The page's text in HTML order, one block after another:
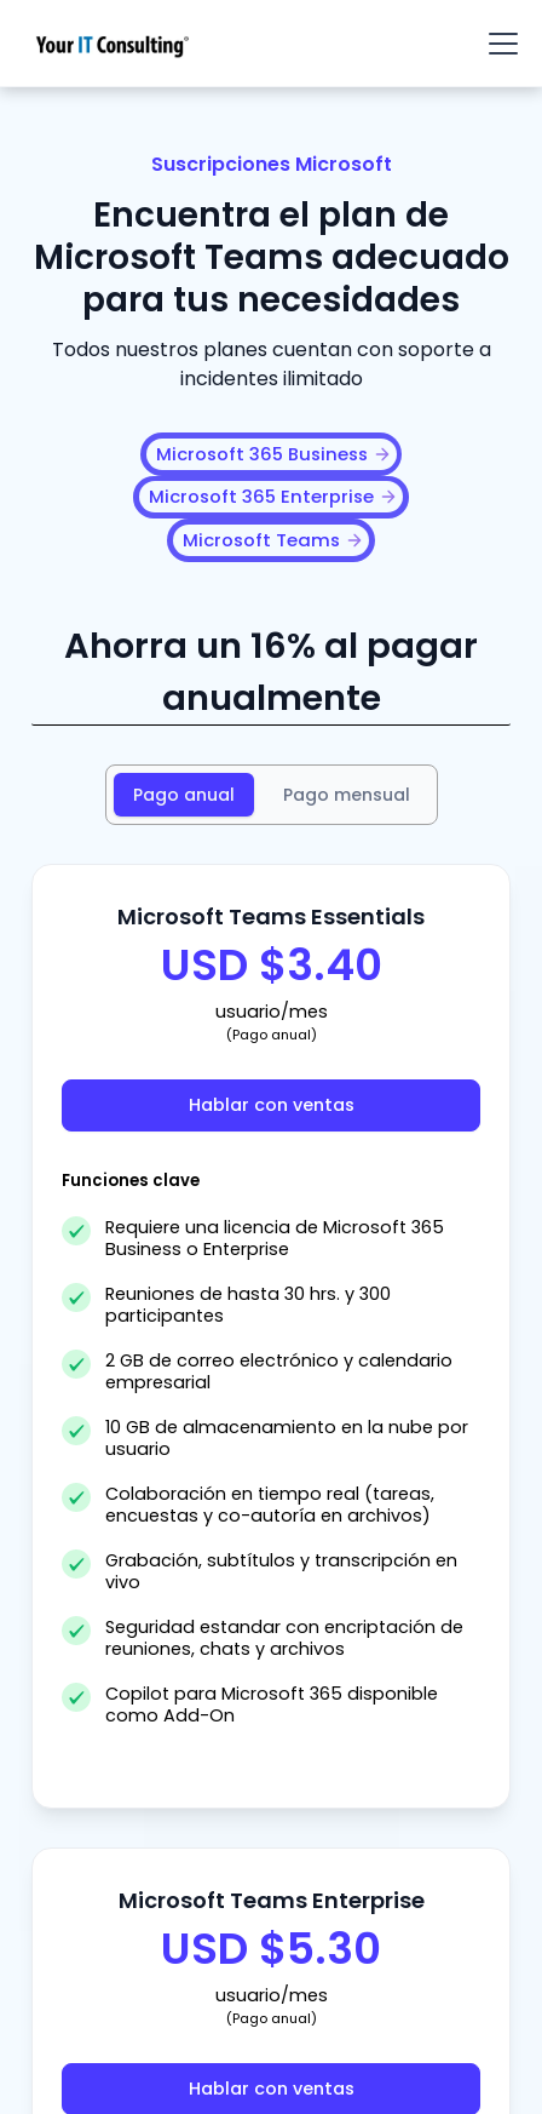
Suscripciones Microsoft
Encuentra el plan de
Microsoft Teams adecuado
para tus necesidades
Todos nuestros planes cuentan con soporte a
incidentes ilimitado
Microsoft 365 Business
Microsoft 365 Enterprise
Microsoft Teams
Ahorra un 16% al pagar
anualmente
Pago anual Pago mensual
Microsoft Teams Essentials
USD $3.40
usuario/mes
(Pago anual)
Hablar con ventas
Funciones clave
Requiere una licencia de Microsoft 365
Business o Enterprise
Reuniones de hasta 30 hrs. y 300
participantes
2 GB de correo electrónico y calendario
empresarial
10 GB de almacenamiento en la nube por
usuario
Colaboración en tiempo real (tareas,
encuestas y co-autoría en archivos)
Grabación, subtítulos y transcripción en
vivo
Seguridad estandar con encriptación de
reuniones, chats y archivos
Copilot para Microsoft 365 disponible
como Add-On
Microsoft Teams Enterprise
USD $5.30
usuario/mes
(Pago anual)
Hablar con ventas